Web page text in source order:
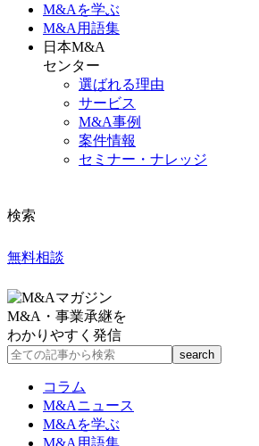
M&Aを学ぶ
M&A 用語集
日本M&A
センター
選ばれる理由
サービス
M&A事例
案件情報
セミナー・ナレッジ
検索
無料相談
M&A・事業承継を
わかりやすく発信
コラム
M&Aニュース
M&Aを学ぶ
M&A用語集